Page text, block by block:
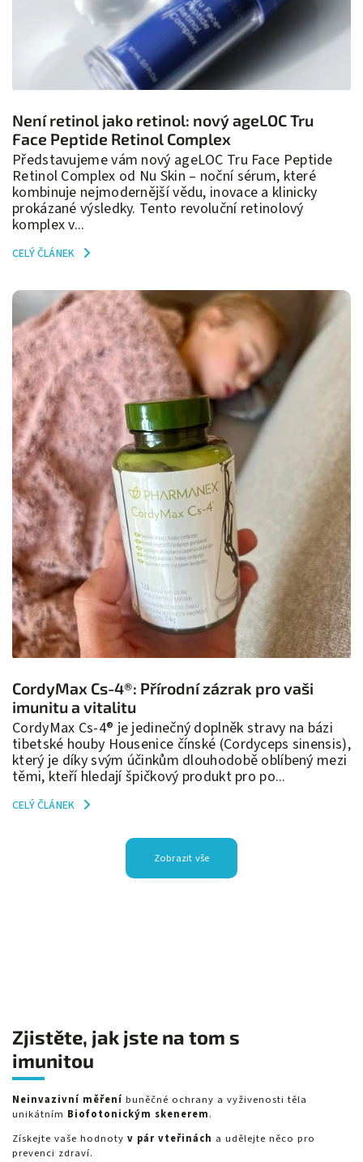
Není retinol jako retinol: nový ageLOC Tru
Face Peptide Retinol Complex
Představujeme vám nový ageLOC Tru Face Peptide
Retinol Complex od Nu Skin – noční sérum, které
kombinuje nejmodernější vědu, inovace a klinicky
prokázané výsledky. Tento revoluční retinolový
komplex v...
CELÝ ČLÁNEK
CordyMax Cs-4®: Přírodní zázrak pro vaši
imunitu a vitalitu
CordyMax Cs-4® je jedinečný doplněk stravy na bázi
tibetské houby Housenice čínské (Cordyceps sinensis),
který je díky svým účinkům dlouhodobě oblíbený mezi
těmi, kteří hledají špičkový produkt pro po...
CELÝ ČLÁNEK
Zobrazit vše
Zjistěte, jak jste na tom s
imunitou
Neinvazivní měření buněčné ochrany a vyživenosti těla
unikátním Biofotonickým skenerem.
Získejte vaše hodnoty v pár vteřinách a udělejte něco pro
prevenci zdraví.